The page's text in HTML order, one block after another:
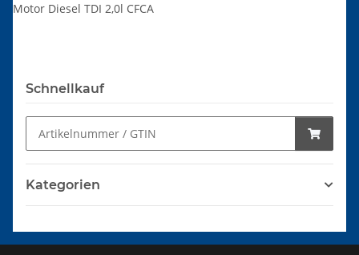
Motor Diesel TDI 2,0l CFCA
Schnellkauf
Kategorien